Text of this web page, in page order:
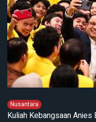
Nusantara
Kuliah Kebangsaan Anies